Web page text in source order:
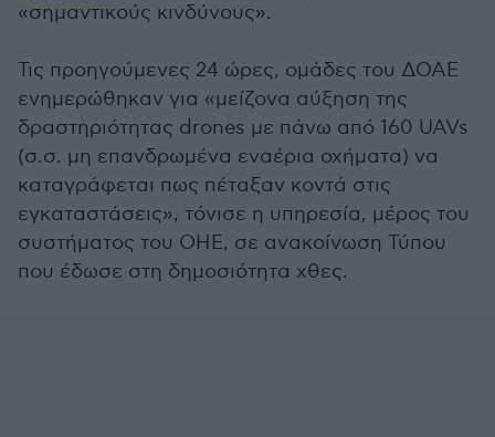
«σημαντικούς κινδύνους».
Τις προηγούμενες 24 ώρες, ομάδες του ΔΟΑΕ
ενημερώθηκαν για «μείζονα αύξηση της
δραστηριότητας drones με πάνω από 160 UAVs
(σ.σ. μη επανδρωμένα εναέρια οχήματα) να
καταγράφεται πως πέταξαν κοντά στις
εγκαταστάσεις», τόνισε η υπηρεσία, μέρος του
συστήματος του ΟΗΕ, σε ανακοίνωση Τύπου
που έδωσε στη δημοσιότητα χθες.